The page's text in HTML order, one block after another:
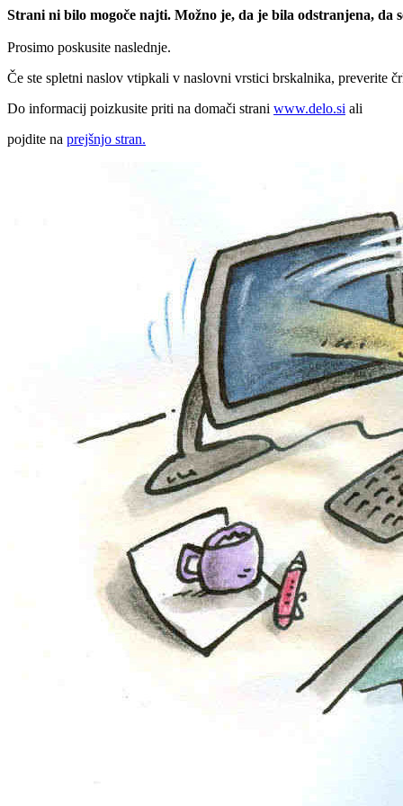
Strani ni bilo mogoče najti. Možno je, da je bila odstranjena, da
Prosimo poskusite naslednje.
Če ste spletni naslov vtipkali v naslovni vrstici brskalnika, preverite
Do informacij poizkusite priti na domači strani www.delo.si ali
pojdite na prejšnjo stran.